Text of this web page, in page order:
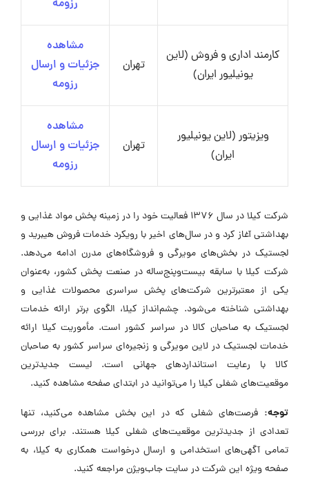
رزومه
کارمند اداری و فروش (لاین
یونیلیور ایران)
تهران
مشاهده
جزئیات و ارسال
رزومه
ویزیتور (لاین یونیلیور
ایران)
تهران
مشاهده
جزئیات و ارسال
رزومه
شرکت کیلا در سال ۱۳۷۶ فعالیت خود را در زمینه پخش مواد غذایی و
بهداشتی آغاز کرد و در سال‌های اخیر با رویکرد خدمات فروش هیبرید و
لجستیک در بخش‌های مویرگی و فروشگاه‌های مدرن ادامه می‌دهد.
شرکت کیلا با سابقه بیست‌وپنج‌ساله در صنعت پخش کشور، به‌عنوان
یکی از معتبرترین شرکت‌های پخش سراسری محصولات غذایی و
بهداشتی شناخته می‌شود. چشم‌انداز کیلا، الگوی برتر ارائه خدمات
لجستیک به صاحبان کالا در سراسر کشور است. مأموریت کیلا ارائه
خدمات لجستیک در لاین مویرگی و زنجیره‌ای سراسر کشور به صاحبان
کالا با رعایت استانداردهای جهانی است. لیست جدیدترین
موقعیت‌های شغلی کیلا را می‌توانید در ابتدای صفحه مشاهده کنید.
توجه: فرصت‌های شغلی که در این بخش مشاهده می‌کنید، تنها
تعدادی از جدیدترین موقعیت‌های شغلی کیلا هستند. برای بررسی
تمامی آگهی‌های استخدامی و ارسال درخواست همکاری به کیلا، به
صفحه ویژه این شرکت در سایت جاب‌ویژن مراجعه کنید.